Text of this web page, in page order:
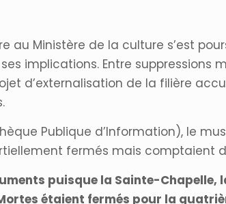
Ministère de la culture s’est
implications. Entre suppressions
d’externalisation de la filière
Publique d’Information), le
fermés mais comptaient
puisque la Sainte-Chapelle,
étaient fermés pour la